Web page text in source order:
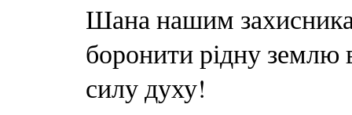
Шана нашим
боронити рідну землю
силу духу!